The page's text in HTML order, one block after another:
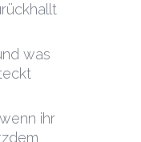
was
ihr